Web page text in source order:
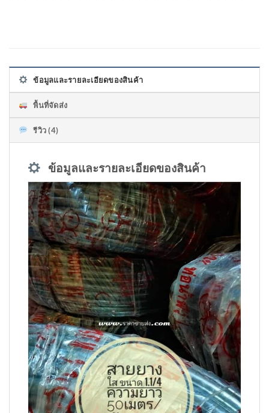
ข้อมูลและรายละเอียดของสินค้า
พื้นที่จัดส่ง
รีวิว (4)
ข้อมูลและรายละเอียดของสินค้า